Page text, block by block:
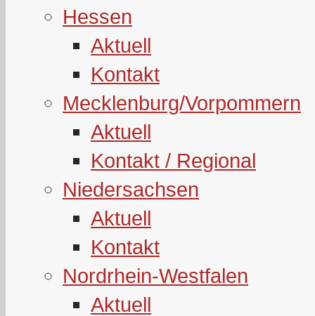
Hessen
Aktuell
Kontakt
Mecklenburg/Vorpommern
Aktuell
Kontakt / Regional
Niedersachsen
Aktuell
Kontakt
Nordrhein-Westfalen
Aktuell